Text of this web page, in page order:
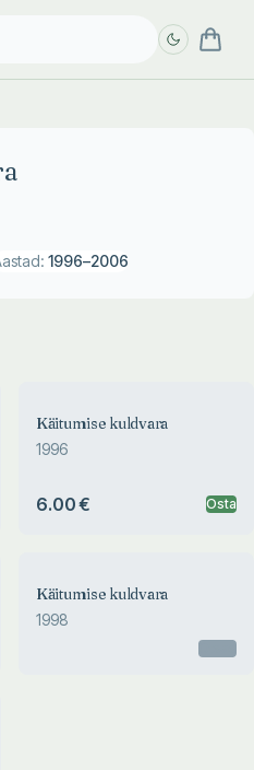
1996–2006
Käitumise kuldvara
1996
6.00 € Osta
Käitumise kuldvara
1998